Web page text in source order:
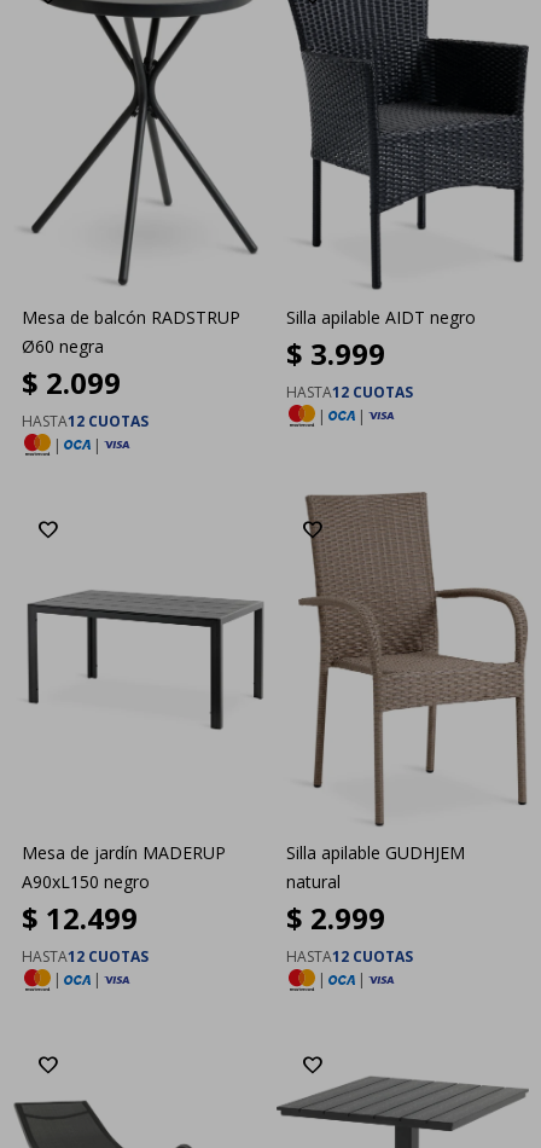
Mesa de balcón RADSTRUP
Ø60 negra
$ 2.099
HASTA12 CUOTAS
|
|
Silla apilable AIDT negro
$ 3.999
HASTA12 CUOTAS
|
|
Mesa de jardín MADERUP
A90xL150 negro
$ 12.499
HASTA12 CUOTAS
|
|
Silla apilable GUDHJEM
natural
$ 2.999
HASTA12 CUOTAS
|
|